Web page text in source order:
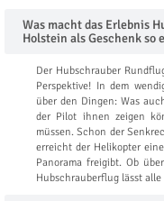
Was macht das Erlebnis
Holstein als Geschenk so
Der Hubschrauber
Perspektive! In dem
über den Dingen: Was
der Pilot ihnen zeigen
müssen. Schon der
erreicht der Helikopter
Panorama freigibt. Ob
Hubschrauberflug lässt